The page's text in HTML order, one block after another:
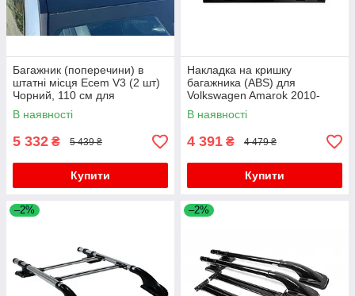
Багажник (поперечини) в
штатні місця Ecem V3 (2 шт)
Чорний, 110 см для
Volkswagen Amarok 2010-
2022 рр
В наявності
5 332 ₴ 5 439 ₴
Купити
Накладка на кришку
багажника (ABS) для
Volkswagen Amarok 2010-
2022 рр
В наявності
4 391 ₴ 4 479 ₴
Купити
–2% –2%